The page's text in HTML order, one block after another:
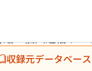
収録元データベー